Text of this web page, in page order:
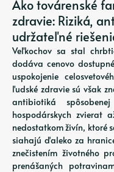
Ako továrenské
zdravie: Riziká,
udržateľné
Veľkochov sa stal
dodáva cenovo
uspokojenie
ľudské zdravie sú však
antibiotiká
hospodárskych zvierat
nedostatkom živín, ktoré
siahajú ďaleko za
znečistením životného
prenášaných